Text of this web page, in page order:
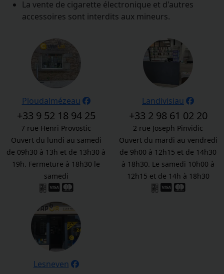
La vente de cigarette électronique et d'autres
accessoires sont interdits aux mineurs.
Ploudalmézeau
+33 9 52 18 94 25
7 rue Henri Provostic
Ouvert du lundi au samedi
de 09h30 à 13h et de 13h30 à
19h. Fermeture à 18h30 le
samedi
Landivisiau
+33 2 98 61 02 20
2 rue Joseph Pinvidic
Ouvert du mardi au vendredi
de 9h00 à 12h15 et de 14h30
à 18h30. Le samedi 10h00 à
12h15 et de 14h à 18h30
Lesneven